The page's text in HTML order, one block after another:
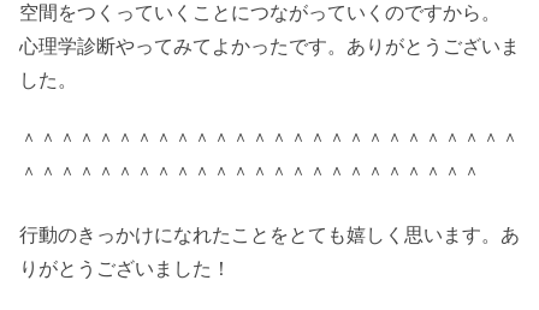
空間をつくっていくことにつながっていくのですから。
心理学診断やってみてよかったです。ありがとうございま
した。
＾＾＾＾＾＾＾＾＾＾＾＾＾＾＾＾＾＾＾＾＾＾＾＾＾＾
＾＾＾＾＾＾＾＾＾＾＾＾＾＾＾＾＾＾＾＾＾＾＾＾
行動のきっかけになれたことをとても嬉しく思います。あ
りがとうございました！